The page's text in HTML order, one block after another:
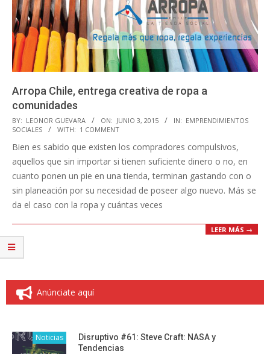
Arropa Chile, entrega creativa de ropa a
comunidades
2015-
06-
03
BY: LEONOR GUEVARA ON: JUNIO 3, 2015 IN: EMPRENDIMIENTOS
SOCIALES
WITH: 1 COMMENT
Bien es sabido que existen los compradores compulsivos,
aquellos que sin importar si tienen suficiente dinero o no, en
cuanto ponen un pie en una tienda, terminan gastando con o
sin planeación por su necesidad de poseer algo nuevo. Más se
da el caso con la ropa y cuántas veces
LEER MÁS →
Anúnciate aquí
Noticias
Disruptivo #61: Steve Craft: NASA y
Tendencias